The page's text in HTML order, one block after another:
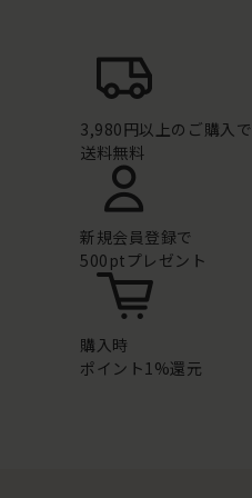
3,980円以上のご購入で
送料無料
新規会員登録で
500ptプレゼント
購入時
ポイント1%還元